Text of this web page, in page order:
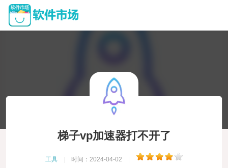
梯子vp加速器打不开了
工具 时间：2024-04-02